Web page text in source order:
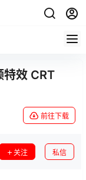
特效 CRT
前往下载
关注 私信